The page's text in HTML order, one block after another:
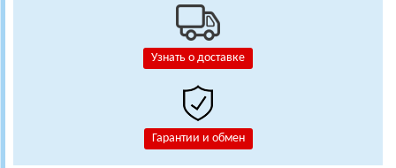
Узнать о доставке
Гарантии и обмен